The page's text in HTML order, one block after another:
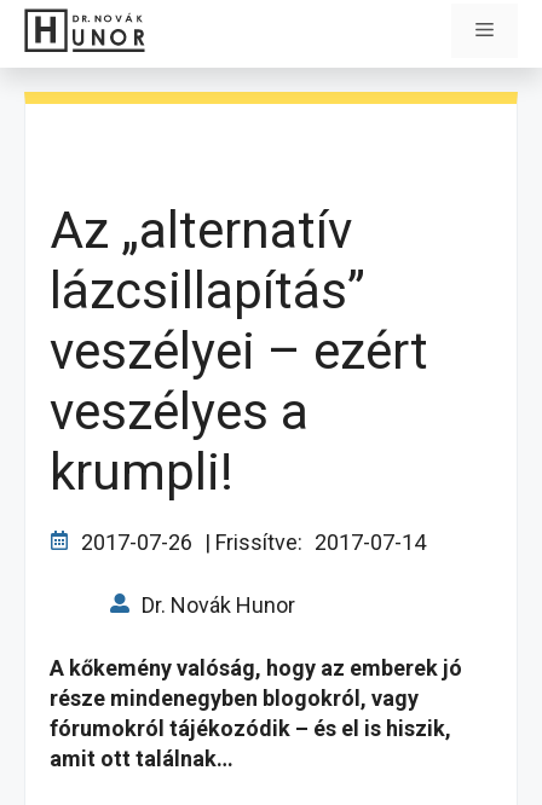
Kilépés
tartalomba
Menü
Az „alternatív
lázcsillapítás”
veszélyei – ezért
veszélyes a
krumpli!
2017-07-26 | Frissítve: 2017-07-14
Dr. Novák Hunor
A kőkemény valóság, hogy az emberek jó
része mindenegyben blogokról, vagy
fórumokról tájékozódik – és el is hiszik,
amit ott találnak…